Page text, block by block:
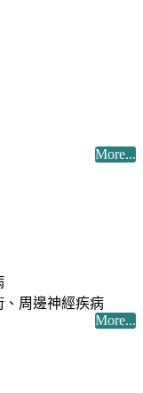
More...
、周邊神經疾病
More...